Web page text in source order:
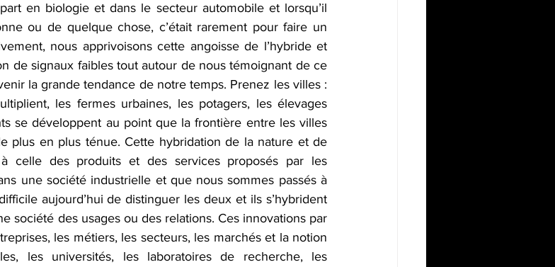
en biologie et dans le secteur automobile et lorsqu’il
ou de quelque chose, c’était rarement pour faire un
nous apprivoisons cette angoisse de l’hybride et
de signaux faibles tout autour de nous témoignant de ce
la grande tendance de notre temps. Prenez les villes :
les fermes urbaines, les potagers, les élevages
se développent au point que la frontière entre les villes
plus en plus ténue. Cette hybridation de la nature et de
à celle des produits et des services proposés par les
une société industrielle et que nous sommes passés à
aujourd’hui de distinguer les deux et ils s’hybrident
société des usages ou des relations. Ces innovations par
les métiers, les secteurs, les marchés et la notion
les universités, les laboratoires de recherche, les